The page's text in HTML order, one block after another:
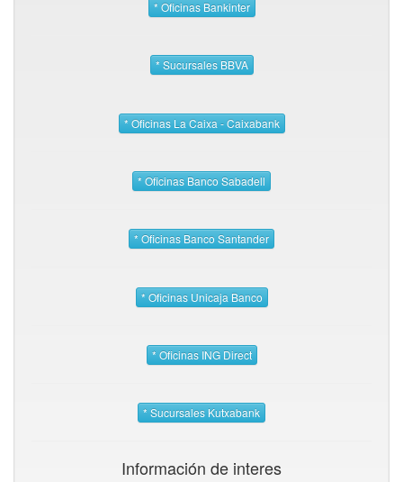
* Oficinas Bankinter
* Sucursales BBVA
* Oficinas La Caixa - Caixabank
* Oficinas Banco Sabadell
* Oficinas Banco Santander
* Oficinas Unicaja Banco
* Oficinas ING Direct
* Sucursales Kutxabank
Información de interes